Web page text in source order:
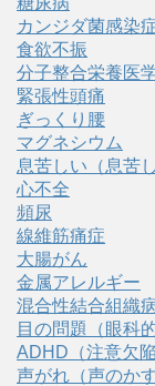
カンジダ菌感染
食欲不振
分子整合栄養医
緊張性頭痛
ぎっくり腰
マグネシウム
息苦しい（息苦し
心不全
頻尿
線維筋痛症
大腸がん
金属アレルギー
混合性結合組織
目の問題（眼科
ADHD（注意欠
声がれ（声のかす